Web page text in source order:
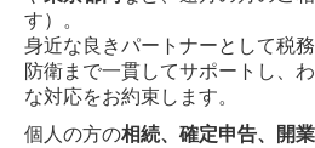
す）。
身近な良きパートナーとして税
防衛まで一貫してサポートし、
な対応をお約束します。
個人の方の相続、確定申告、開